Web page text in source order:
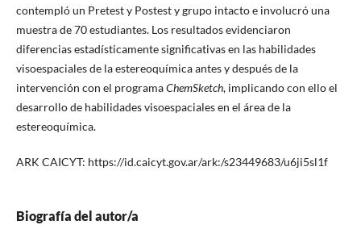
contempló un Pretest y Postest y grupo intacto e involucró una
muestra de 70 estudiantes. Los resultados evidenciaron
diferencias estadísticamente significativas en las habilidades
visoespaciales de la estereoquímica antes y después de la
intervención con el programaChemSketch, implicando con ello el
desarrollo de habilidades visoespaciales en el área de la
estereoquímica.
ARK CAICYT: https://id.caicyt.gov.ar/ark:/s23449683/u6ji5sl1f
Biografía del autor/a